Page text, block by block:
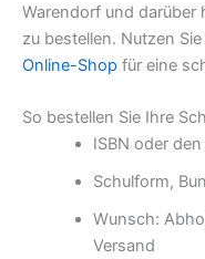
Warendorf und darüber
zu bestellen. Nutzen
Online-Shop für eine
So bestellen Sie Ihre
ISBN oder
Schulform,
Wunsch:
Versand